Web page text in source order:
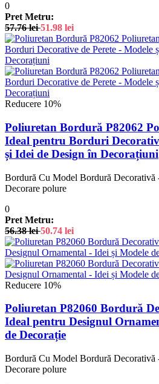
0
Pret Metru:
57.76lei 51.98 lei
Reducere 10%
Poliuretan Bordură P82062
Ideal pentru Borduri
și Idei de Design în Decorațiuni
Bordură Cu Model Bordură Decorativă
Decorare polure
0
Pret Metru:
56.38lei 50.74 lei
Reducere 10%
Poliuretan P82060 Bordură
Ideal pentru Designul
de Decorație
Bordură Cu Model Bordură Decorativă
Decorare polure